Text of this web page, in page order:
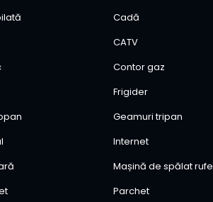
Cadă
CATV
Contor gaz
Frigider
Geamuri tripan
Internet
Mașină de spălat rufe
Parchet